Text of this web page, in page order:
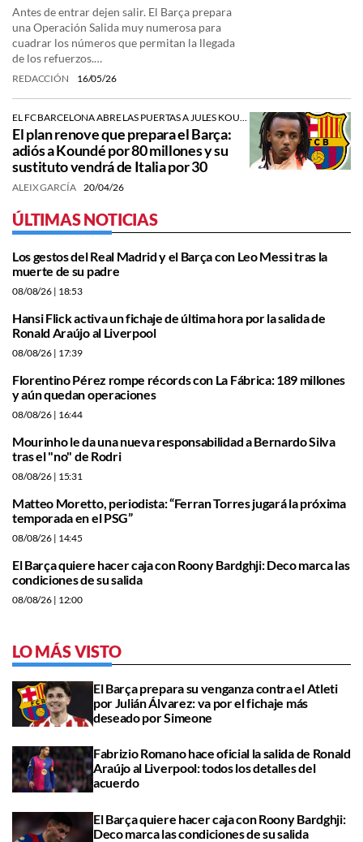
Antes de entrar dejen salir. El Barça prepara
una Operación Salida muy numerosa para
cuadrar los números que permitan la llegada
de los refuerzos.…
REDACCIÓN 16/05/26
EL FC BARCELONA ABRE LAS PUERTAS A JULES KOUNDÉ Y YA TIENE A SU SUSTITUTO MÁS QUE ESTUDIADO.
El plan renove que prepara el Barça:
adiós a Koundé por 80 millones y su
sustituto vendrá de Italia por 30
ALEIX GARCÍA 20/04/26
ÚLTIMAS NOTICIAS
Los gestos del Real Madrid y el Barça con Leo Messi tras la
muerte de su padre
08/08/26 | 18:53
Hansi Flick activa un fichaje de última hora por la salida de
Ronald Araújo al Liverpool
08/08/26 | 17:39
Florentino Pérez rompe récords con La Fábrica: 189 millones
y aún quedan operaciones
08/08/26 | 16:44
Mourinho le da una nueva responsabilidad a Bernardo Silva
tras el "no" de Rodri
08/08/26 | 15:31
Matteo Moretto, periodista: “Ferran Torres jugará la próxima
temporada en el PSG”
08/08/26 | 14:45
El Barça quiere hacer caja con Roony Bardghji: Deco marca las
condiciones de su salida
08/08/26 | 12:00
LO MÁS VISTO
El Barça prepara su venganza contra el Atleti
por Julián Álvarez: va por el fichaje más
deseado por Simeone
Fabrizio Romano hace oficial la salida de Ronald
Araújo al Liverpool: todos los detalles del
acuerdo
El Barça quiere hacer caja con Roony Bardghji:
Deco marca las condiciones de su salida